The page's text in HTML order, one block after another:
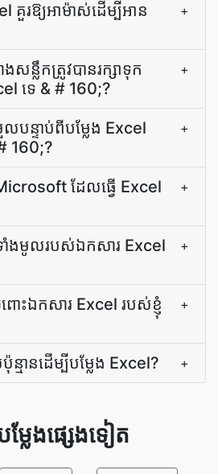
គួរឱ្យអាម៉ាស់ដើម្បីអាន
+
សន្លឹក​ត្រូវ​បាន​រក្សា​ទុក​
ទេ & # 160;?
+
ល​បន្ទាប់​ពី​បម្លែង Excel
160;?
+
Microsoft ដែលធ្វើ Excel
+
ទាំងមូល​របស់​ឯកសារ Excel
+
ោះ​ឯកសារ Excel របស់ខ្ញុំ​
+
ាន​ដើម្បី​បម្លែង Excel? +
ម្លែងផ្សេងទៀត